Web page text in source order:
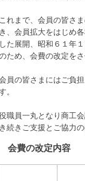
これまで、会員の皆さ
き、会員拡大をはじめ
した展開、昭和６１年
ため、会費の改定を
員の皆さまにはご負
。
職員一丸となり商工
き続きご支援とご協力
会費の改定内容